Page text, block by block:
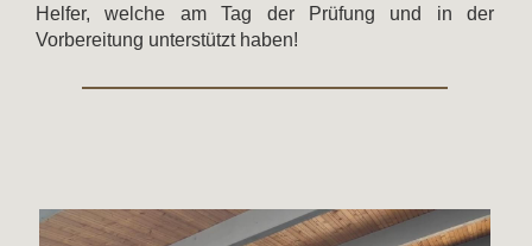
Helfer, welche am Tag der Prüfung und in der
Vorbereitung unterstützt haben!